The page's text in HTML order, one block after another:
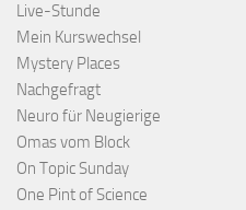
Live-Stunde
Mein Kurswechsel
Mystery Places
Nachgefragt
Neuro für Neugierige
Omas vom Block
On Topic Sunday
One Pint of Science